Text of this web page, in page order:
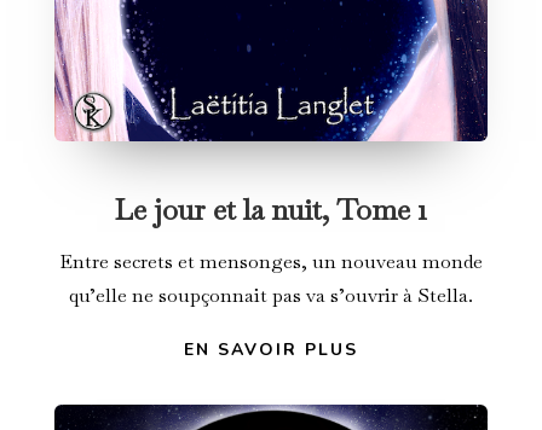
Le jour et la nuit, Tome 1
Entre secrets et mensonges, un nouveau monde
qu’elle ne soupçonnait pas va s’ouvrir à Stella.
EN SAVOIR PLUS